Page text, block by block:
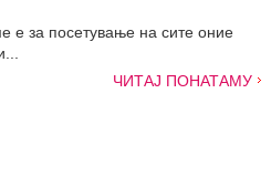
е за посетување на сите оние
ЧИТАЈ ПОНАТАМУ